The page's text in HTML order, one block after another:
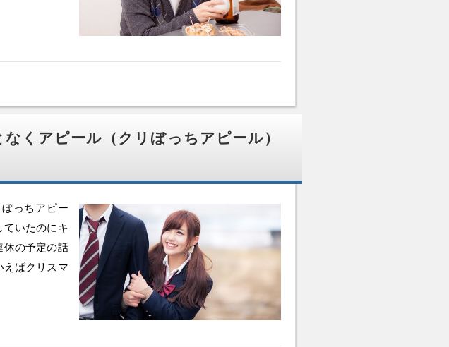
くアピール（クリぼっちアピール）
っちアピー
ていたのにキ
休の予定の話
えばクリスマ